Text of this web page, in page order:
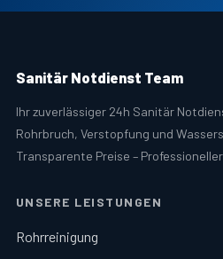
Sanitär Notdienst Team
Ihr zuverlässiger 24h Sanitär
Rohrbruch, Verstopfung und
Transparente Preise –
UNSERE LEISTUNGEN
Rohrreinigung